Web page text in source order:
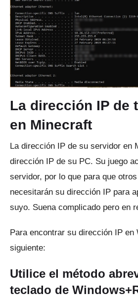
La dirección IP de
en Minecraft
La dirección IP de su servidor en
dirección IP de su PC. Su juego
servidor, por lo que para que
necesitarán su dirección IP para
suyo. Suena complicado pero en
Para encontrar su dirección IP en
siguiente:
Utilice el método
teclado de